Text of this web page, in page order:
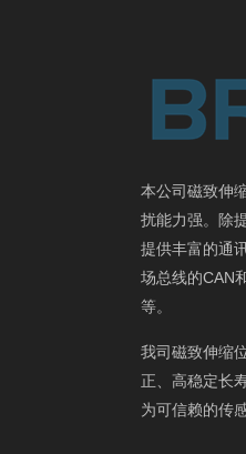
本公司磁致伸
扰能力强。除
提供丰富的通
场总线的CAN
等。
我司磁致伸缩
正、高稳定长
为可信赖的传